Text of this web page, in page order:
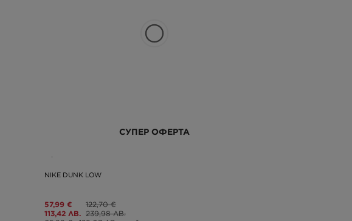
СУПЕР ОФЕРТА
NIKE DUNK LOW
57,99 €
113,42 ЛВ.
122,70 €
239,98 ЛВ.